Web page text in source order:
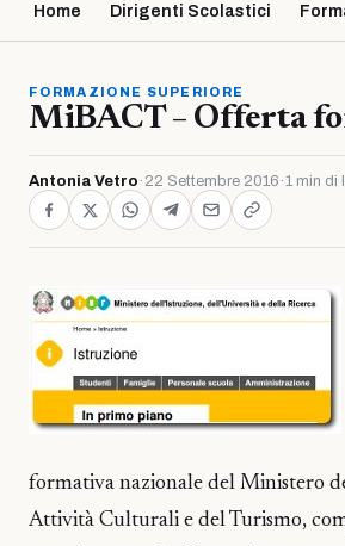
Home Dirigenti Scolastici
FORMAZIONE SUPERIORE
MiBACT – Offerta
Antonia Vetro · 22 Settembre 2016 ·1 min di
formativa nazionale del Ministero
Attività Culturali e del Turismo,